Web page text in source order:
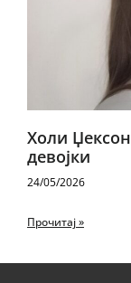
Холи
девојки
24/05/2026
Прочитај »